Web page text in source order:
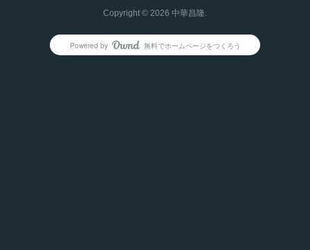
Copyright © 2026 中華昌隆.
Powered by AmebaOwnd
無料でホームページをつくろう